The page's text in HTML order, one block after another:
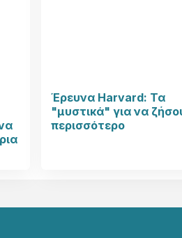
Έρευνα Harvard: Τα
"μυστικά" για να
περισσότερο